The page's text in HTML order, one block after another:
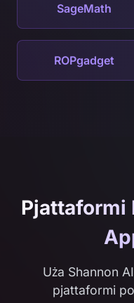
SageMath
ROPgadget
Pjattaformi
Uża Shannon
pjattaformi